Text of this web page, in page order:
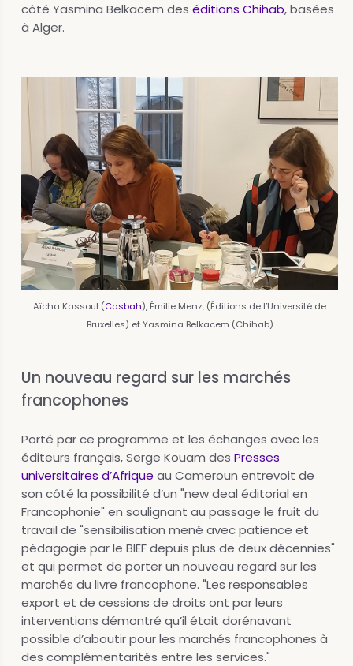
côté Yasmina Belkacem des éditions Chihab, basées
à Alger.
Aïcha Kassoul (Casbah), Émilie Menz, (Éditions de l’Université de
Bruxelles) et Yasmina Belkacem (Chihab)
Un nouveau regard sur les marchés
francophones
Porté par ce programme et les échanges avec les
éditeurs français, Serge Kouam des Presses
universitaires d’Afrique au Cameroun entrevoit de
son côté la possibilité d’un "new deal éditorial en
Francophonie" en soulignant au passage le fruit du
travail de "sensibilisation mené avec patience et
pédagogie par le BIEF depuis plus de deux décennies"
et qui permet de porter un nouveau regard sur les
marchés du livre francophone. "Les responsables
export et de cessions de droits ont par leurs
interventions démontré qu’il était dorénavant
possible d’aboutir pour les marchés francophones à
des complémentarités entre les services."